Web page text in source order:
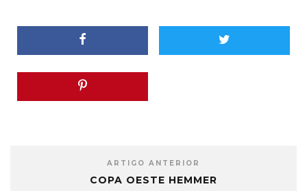
ARTIGO ANTERIOR
COPA OESTE HEMMER